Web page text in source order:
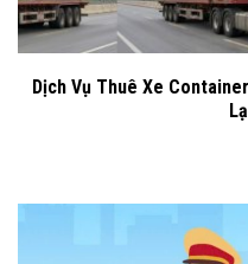
Dịch Vụ Thuê Xe